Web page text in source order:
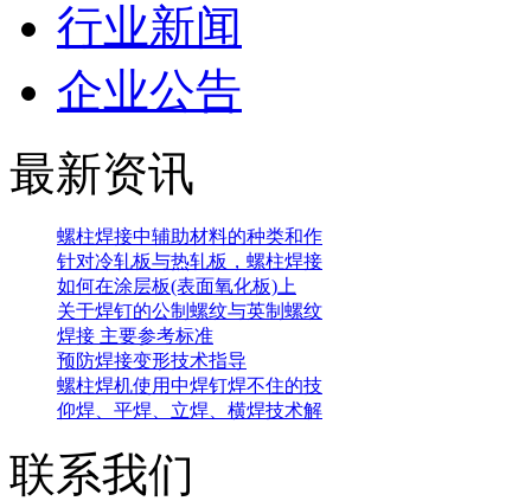
行业新闻
企业公告
最新资讯
螺柱焊接中辅助材料的种类和作
针对冷轧板与热轧板，螺柱焊接
如何在涂层板(表面氧化板)上
关于焊钉的公制螺纹与英制螺纹
焊接 主要参考标准
预防焊接变形技术指导
螺柱焊机使用中焊钉焊不住的技
仰焊、平焊、立焊、横焊技术解
联系我们